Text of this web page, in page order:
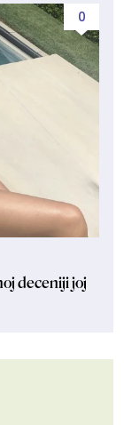
0
deceniji joj